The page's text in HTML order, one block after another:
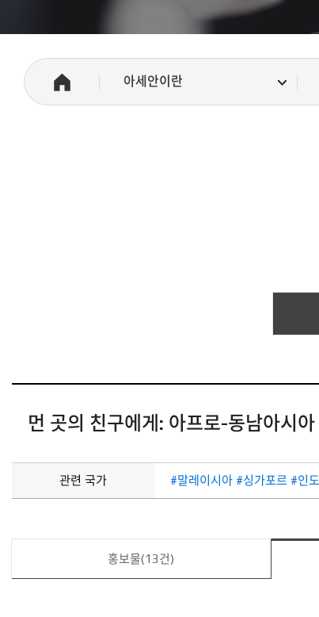
아세안이란
먼 곳의 친구에게: 아프로-동남아시아
관련 국가 #말레이시아 #싱가포르 #인
홍보물(13건)